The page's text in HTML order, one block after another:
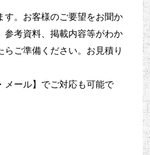
す。お客様のご要望をお聞か
参考資料、掲載内容等がわか
らご準備ください。お見積り
メール】でご対応も可能で